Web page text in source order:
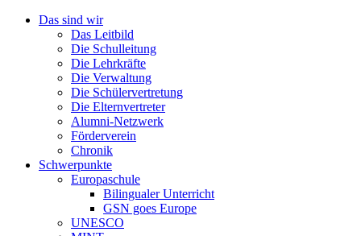
Das sind wir
Das Leitbild
Die Schulleitung
Die Lehrkräfte
Die Verwaltung
Die Schülervertretung
Die Elternvertreter
Alumni-Netzwerk
Förderverein
Chronik
Schwerpunkte
Europaschule
Bilingualer Unterricht
GSN goes Europe
UNESCO